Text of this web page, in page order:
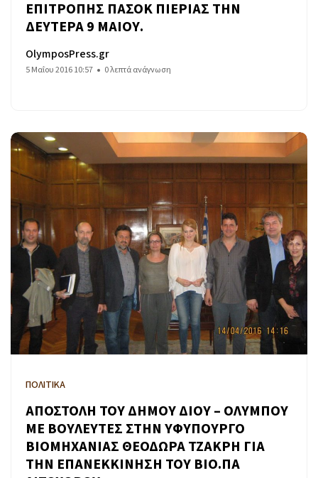
ΕΠΙΤΡΟΠΗΣ ΠΑΣΟΚ ΠΙΕΡΙΑΣ ΤΗΝ
ΔΕΥΤΕΡΑ 9 ΜΑΙΟΥ.
OlymposPress.gr
5 Μαΐου 2016 10:57 0 λεπτά ανάγνωση
ΠΟΛΙΤΙΚΑ
ΑΠΟΣΤΟΛΗ ΤΟΥ ΔΗΜΟΥ ΔΙΟΥ – ΟΛΥΜΠΟΥ
ΜΕ ΒΟΥΛΕΥΤΕΣ ΣΤΗΝ ΥΦΥΠΟΥΡΓΟ
ΒΙΟΜΗΧΑΝΙΑΣ ΘΕΟΔΩΡΑ ΤΖΑΚΡΗ ΓΙΑ
ΤΗΝ ΕΠΑΝΕΚΚΙΝΗΣΗ ΤΟΥ ΒΙΟ.ΠΑ